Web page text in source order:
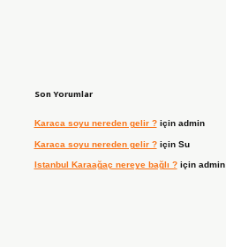
Son Yorumlar
Karaca soyu nereden gelir ?için admin
Karaca soyu nereden gelir ?için Su
Istanbul Karaağaç nereye bağlı ?için admin